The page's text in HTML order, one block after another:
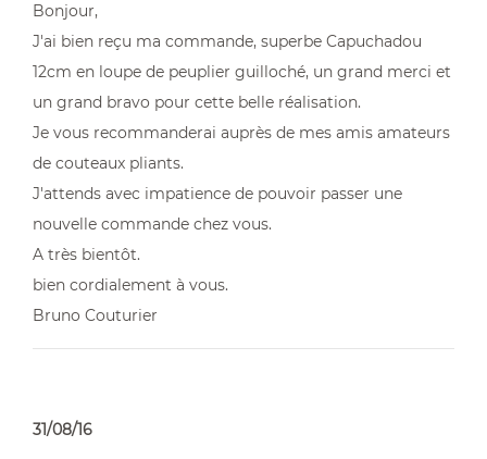
Bonjour,
J'ai bien reçu ma commande, superbe Capuchadou
12cm en loupe de peuplier guilloché, un grand merci et
un grand bravo pour cette belle réalisation.
Je vous recommanderai auprès de mes amis amateurs
de couteaux pliants.
J'attends avec impatience de pouvoir passer une
nouvelle commande chez vous.
A très bientôt.
bien cordialement à vous.
Bruno Couturier
31/08/16